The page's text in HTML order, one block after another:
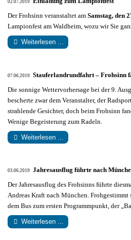
02.07.2019
Der Frohsinn veranstaltet am Samstag, den
Lampionfest am Waldheim, wozu wir Sie
Weiterlesen ...
07.06.2019 Stauferlandrundfahrt – Frohsinn
Die sonnige Wettervorhersage bei der 9.
bescherte zwar dem Veranstalter, der
strahlende Gesichter, doch beim Frohsinn
Wenige Begeisterung zum Radeln.
Weiterlesen ...
03.06.2019 Jahresausflug führte nach
Der Jahresausflug des Frohsinns führte
Andreas Kraft nach München.
dem Bus zum ersten Programmpunkt, der
Weiterlesen ...